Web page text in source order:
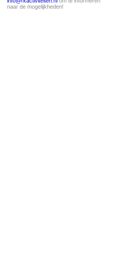
naar de mogelijkheden!